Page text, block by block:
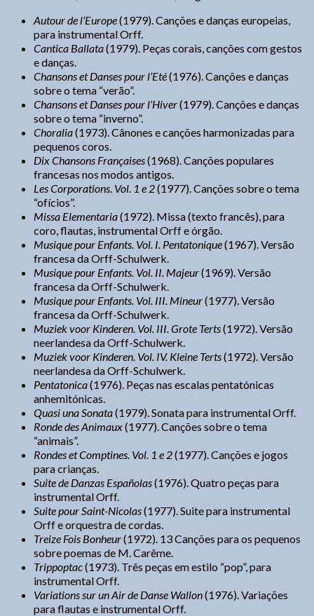
Autour de l’Europe(1979). Canções e danças europeias,
para instrumental Orff.
Cantica Ballata(1979). Peças corais, canções com gestos
e danças.
Chansons et Danses pour l’Eté(1976). Canções e danças
sobre o tema “verão”.
Chansons et Danses pour l’Hiver(1979). Canções e danças
sobre o tema “inverno”.
Choralia(1973). Cânones e canções harmonizadas para
pequenos coros.
Dix Chansons Françaises(1968). Canções populares
francesas nos modos antigos.
Les Corporations. Vol. 1 e 2(1977). Canções sobre o tema
“ofícios”.
Missa Elementaria(1972). Missa (texto francês), para
coro, flautas, instrumental Orff e órgão.
Musique pour Enfants. Vol. I. Pentatonique(1967). Versão
francesa da Orff-Schulwerk.
Musique pour Enfants. Vol. II. Majeur(1969). Versão
francesa da Orff-Schulwerk.
Musique pour Enfants. Vol. III. Mineur(1977). Versão
francesa da Orff-Schulwerk.
Muziek voor Kinderen. Vol. III. Grote Terts(1972). Versão
neerlandesa da Orff-Schulwerk.
Muziek voor Kinderen. Vol. IV. Kleine Terts(1972). Versão
neerlandesa da Orff-Schulwerk.
Pentatonica(1976). Peças nas escalas pentatónicas
anhemitónicas.
Quasi una Sonata(1979). Sonata para instrumental Orff.
Ronde des Animaux(1977). Canções sobre o tema
“animais”.
Rondes et Comptines. Vol. 1 e 2(1977). Canções e jogos
para crianças.
Suite de Danzas Españolas(1976). Quatro peças para
instrumental Orff.
Suite pour Saint-Nicolas(1977). Suite para instrumental
Orff e orquestra de cordas.
Treize Fois Bonheur(1972). 13 Canções para os pequenos
sobre poemas de M. Carême.
Trippoptac(1973). Três peças em estilo “pop”, para
instrumental Orff.
Variations sur un Air de Danse Wallon(1976). Variações
para flautas e instrumental Orff.